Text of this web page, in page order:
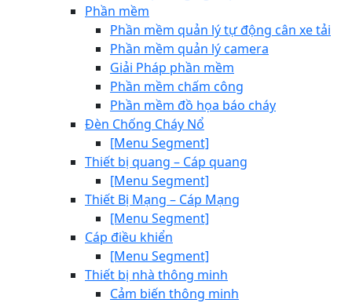
Phần mềm
Phần mềm quản lý tự động cân xe tải
Phần mềm quản lý camera
Giải Pháp phần mềm
Phần mềm chấm công
Phần mềm đồ họa báo cháy
Đèn Chống Cháy Nổ
[Menu Segment]
Thiết bị quang – Cáp quang
[Menu Segment]
Thiết Bị Mạng – Cáp Mạng
[Menu Segment]
Cáp điều khiển
[Menu Segment]
Thiết bị nhà thông minh
Cảm biến thông minh